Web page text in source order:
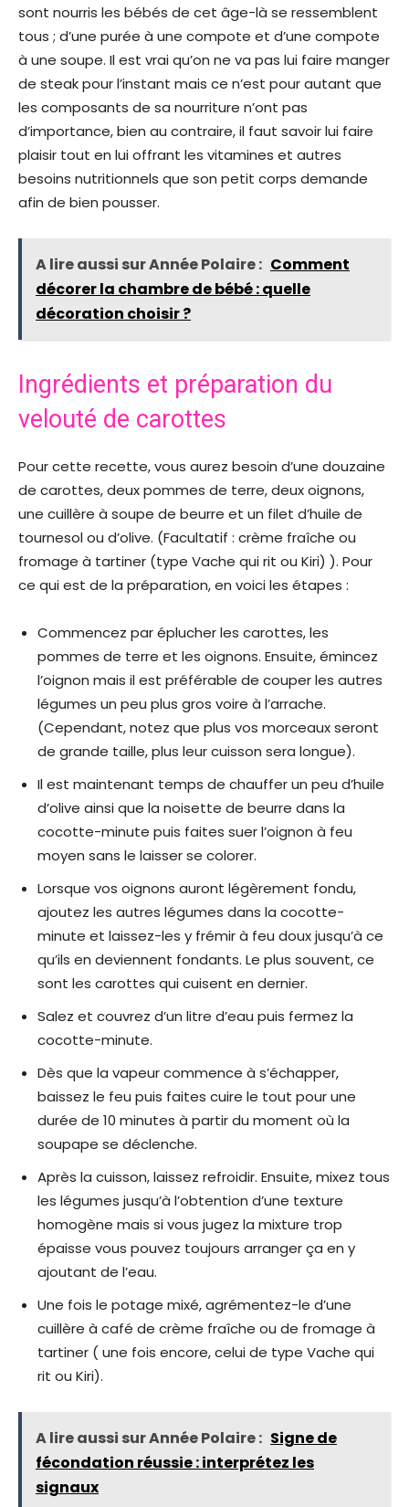
sont nourris les bébés de cet âge-là se ressemblent
tous ; d’une purée à une compote et d’une compote
à une soupe. Il est vrai qu’on ne va pas lui faire manger
de steak pour l’instant mais ce n’est pour autant que
les composants de sa nourriture n’ont pas
d’importance, bien au contraire, il faut savoir lui faire
plaisir tout en lui offrant les vitamines et autres
besoins nutritionnels que son petit corps demande
afin de bien pousser.
A lire aussi sur Année Polaire : Comment
décorer la chambre de bébé : quelle
décoration choisir ?
Ingrédients et préparation du
velouté de carottes
Pour cette recette, vous aurez besoin d’une douzaine
de carottes, deux pommes de terre, deux oignons,
une cuillère à soupe de beurre et un filet d’huile de
tournesol ou d’olive. (Facultatif : crème fraîche ou
fromage à tartiner (type Vache qui rit ou Kiri) ). Pour
ce qui est de la préparation, en voici les étapes :
Commencez par éplucher les carottes, les
pommes de terre et les oignons. Ensuite, émincez
l’oignon mais il est préférable de couper les autres
légumes un peu plus gros voire à l’arrache.
(Cependant, notez que plus vos morceaux seront
de grande taille, plus leur cuisson sera longue).
Il est maintenant temps de chauffer un peu d’huile
d’olive ainsi que la noisette de beurre dans la
cocotte-minute puis faites suer l’oignon à feu
moyen sans le laisser se colorer.
Lorsque vos oignons auront légèrement fondu,
ajoutez les autres légumes dans la cocotte-
minute et laissez-les y frémir à feu doux jusqu’à ce
qu’ils en deviennent fondants. Le plus souvent, ce
sont les carottes qui cuisent en dernier.
Salez et couvrez d’un litre d’eau puis fermez la
cocotte-minute.
Dès que la vapeur commence à s’échapper,
baissez le feu puis faites cuire le tout pour une
durée de 10 minutes à partir du moment où la
soupape se déclenche.
Après la cuisson, laissez refroidir. Ensuite, mixez tous
les légumes jusqu’à l’obtention d’une texture
homogène mais si vous jugez la mixture trop
épaisse vous pouvez toujours arranger ça en y
ajoutant de l’eau.
Une fois le potage mixé, agrémentez-le d’une
cuillère à café de crème fraîche ou de fromage à
tartiner ( une fois encore, celui de type Vache qui
rit ou Kiri).
A lire aussi sur Année Polaire : Signe de
fécondation réussie : interprétez les
signaux